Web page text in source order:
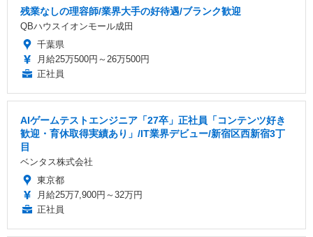
残業なしの理容師/業界大手の好待遇/ブランク歓迎
QBハウスイオンモール成田
千葉県
月給25万500円～26万500円
正社員
AIゲームテストエンジニア「27卒」正社員「コンテンツ好き
歓迎・育休取得実績あり」/IT業界デビュー/新宿区西新宿3丁
目
ベンタス株式会社
東京都
月給25万7,900円～32万円
正社員